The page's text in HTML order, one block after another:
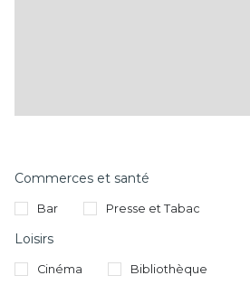
Commerces et santé
Bar Presse et Tabac
Loisirs
Cinéma Bibliothèque